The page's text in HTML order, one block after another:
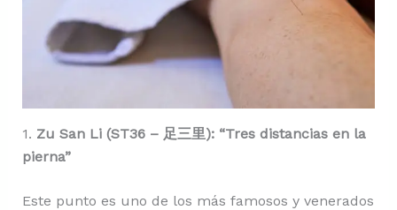
1. Zu San Li (ST36 – 足三里): “Tres distancias en la
pierna”
Este punto es uno de los más famosos y venerados